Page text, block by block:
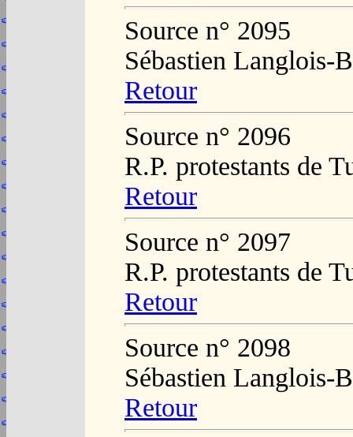
Source n° 2095
Sébastien Langlois-
Retour
Source n° 2096
R.P. protestants de
Retour
Source n° 2097
R.P. protestants de
Retour
Source n° 2098
Sébastien Langlois-
Retour